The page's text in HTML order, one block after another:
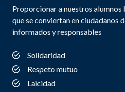
Proporcionar a nuestros alumnos
que se conviertan en ciudadanos
informados y responsables
Solidaridad
Respeto mutuo
Laicidad